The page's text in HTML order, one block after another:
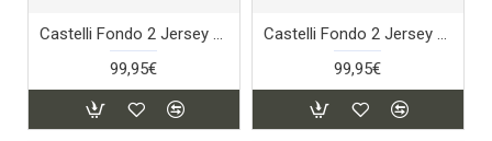
Castelli Fondo 2 Jersey FZ
99,95€
Castelli Fondo 2 Jersey FZ
99,95€